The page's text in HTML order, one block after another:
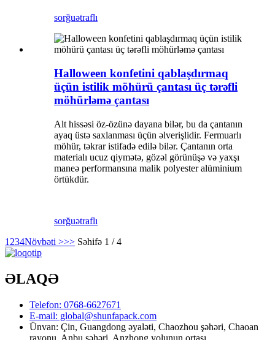
sorğuətraflı
Halloween konfetini qablaşdırmaq
üçün istilik möhürü çantası üç tərəfli
möhürləmə çantası
Alt hissəsi öz-özünə dayana bilər, bu da çantanın
ayaq üstə saxlanması üçün əlverişlidir. Fermuarlı
möhür, təkrar istifadə edilə bilər. Çantanın orta
materialı ucuz qiymətə, gözəl görünüşə və yaxşı
maneə performansına malik polyester alüminium
örtükdür.
sorğuətraflı
1 234Növbəti >>> Səhifə 1 / 4
ƏLAQƏ
Telefon: 0768-6627671
E-mail: global@shunfapack.com
Ünvan: Çin, Guangdong əyaləti, Chaozhou şəhəri, Chaoan
rayonu, Anbu şəhəri, Anzhong yolunun ortası